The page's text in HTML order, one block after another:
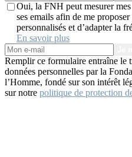
Oui, la FNH peut mesurer
ses emails afin de me proposer
personnalisés et d’adapter la
En savoir plus
Remplir ce formulaire entraîne le
données personnelles par la
l’Homme, fondé sur son intérêt
sur notre politique de protection